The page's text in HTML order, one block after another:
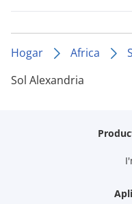
Hogar Africa
Sol Alexandria